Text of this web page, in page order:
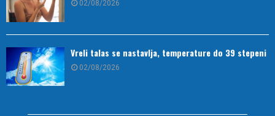
02/08/2026
Vreli talas se nastavlja, temperature do 39 stepeni
02/08/2026